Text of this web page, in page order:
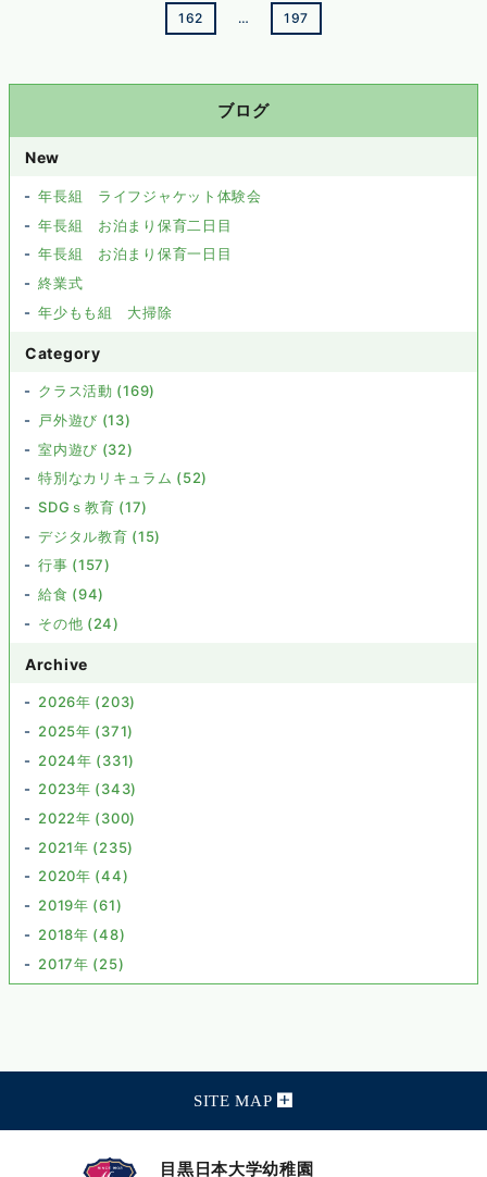
162 … 197
ブログ
New
年長組 ライフジャケット体験会
年長組 お泊まり保育二日目
年長組 お泊まり保育一日目
終業式
年少もも組 大掃除
Category
クラス活動 (169)
戸外遊び (13)
室内遊び (32)
特別なカリキュラム (52)
SDGｓ教育 (17)
デジタル教育 (15)
行事 (157)
給食 (94)
その他 (24)
Archive
2026年 (203)
2025年 (371)
2024年 (331)
2023年 (343)
2022年 (300)
2021年 (235)
2020年 (44)
2019年 (61)
2018年 (48)
2017年 (25)
SITE MAP
目黒日本大学幼稚園